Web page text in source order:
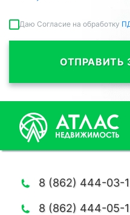
Даю Согласие на обработку
ОТПРАВИТЬ
8 (862) 444-03-
8 (862) 444-05-